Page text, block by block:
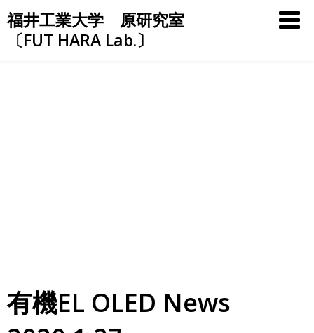
Skip
to
content
福井工業大学 原研究室
〔FUT HARA Lab.〕
有機EL OLED News